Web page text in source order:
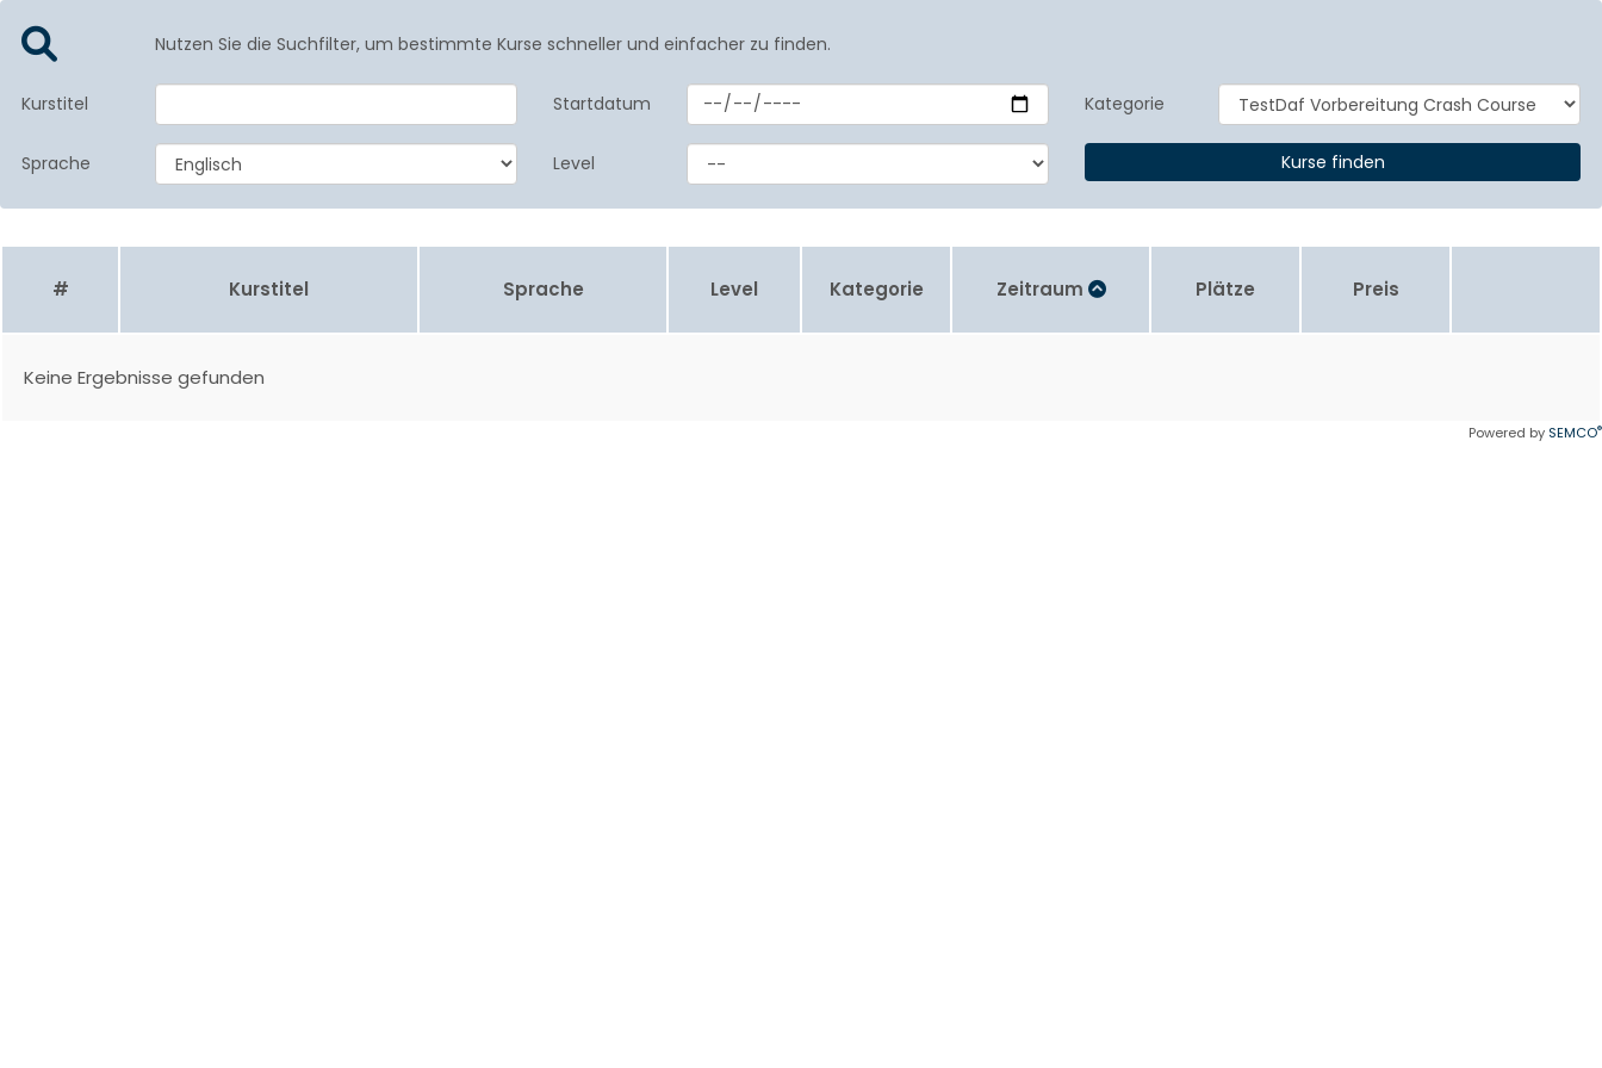
Nutzen Sie die Suchfilter, um bestimmte Kurse schneller und einfacher zu finden.
Kurstitel Startdatum Kategorie
Sprache Level
# Kurstitel Sprache Level Kategorie Zeitraum Plätze Preis
Keine Ergebnisse gefunden
Powered by SEMCO®